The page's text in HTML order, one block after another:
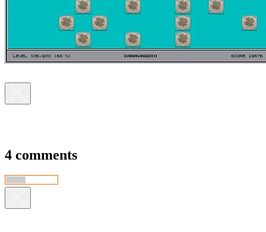
4 comments